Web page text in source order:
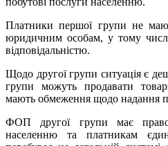
Платники першої групи не
юридичним особам, у тому
відповідальністю.
Щодо другої групи ситуація є
групи можуть продавати
мають обмеження щодо надання
ФОП другої групи має
населенню та платникам